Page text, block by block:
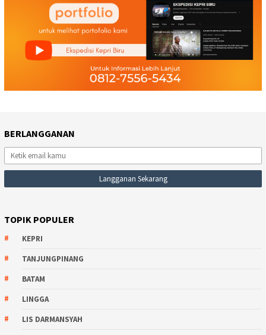
BERLANGGANAN
TOPIK POPULER
KEPRI
TANJUNGPINANG
BATAM
LINGGA
LIS DARMANSYAH